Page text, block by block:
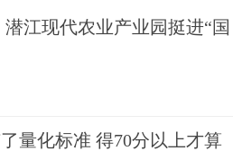
江现代农业产业园挺进“国
量化标准 得70分以上才算